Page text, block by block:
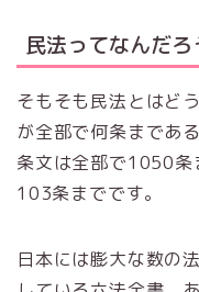
民法ってなんだろ
そもそも民法とはど
が全部で何条まであ
条文は全部で1050条
103条までです。
日本には膨大な数の